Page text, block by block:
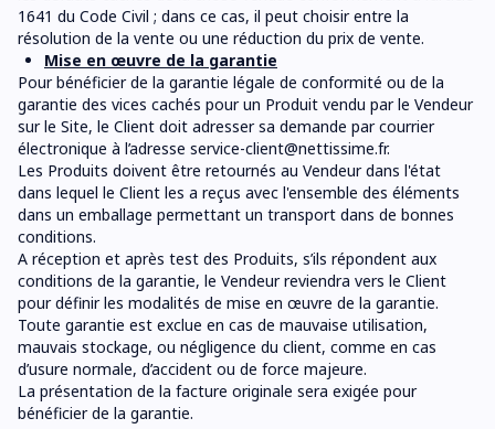
1641 du Code Civil ; dans ce cas, il peut choisir entre la
résolution de la vente ou une réduction du prix de vente.
Mise en œuvre de la garantie
Pour bénéficier de la garantie légale de conformité ou de la
garantie des vices cachés pour un Produit vendu par le Vendeur
sur le Site, le Client doit adresser sa demande par courrier
électronique à l’adresse service-client@nettissime.fr.
Les Produits doivent être retournés au Vendeur dans l'état
dans lequel le Client les a reçus avec l'ensemble des éléments
dans un emballage permettant un transport dans de bonnes
conditions.
A réception et après test des Produits, s’ils répondent aux
conditions de la garantie, le Vendeur reviendra vers le Client
pour définir les modalités de mise en œuvre de la garantie.
Toute garantie est exclue en cas de mauvaise utilisation,
mauvais stockage, ou négligence du client, comme en cas
d’usure normale, d’accident ou de force majeure.
La présentation de la facture originale sera exigée pour
bénéficier de la garantie.